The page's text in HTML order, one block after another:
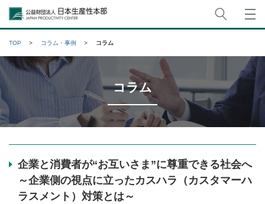
公益財団法人日本生産性本部
TOP コラム・事例 コラム
コラム
企業と消費者が“お互いさま”に尊重できる社会へ
～企業側の視点に立ったカスハラ（カスタマーハ
ラスメント）対策とは～